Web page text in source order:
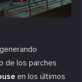
de los parches
en los últimos